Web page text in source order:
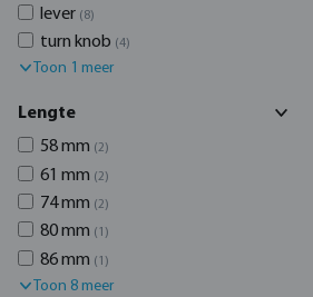
lever (8)
turn knob (4)
Toon 1 meer
Lengte
58 mm (2)
61 mm (2)
74 mm (2)
80 mm (1)
86 mm (1)
Toon 8 meer